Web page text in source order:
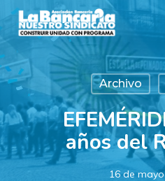
Skip
to
main
Archivo
años del
16 de